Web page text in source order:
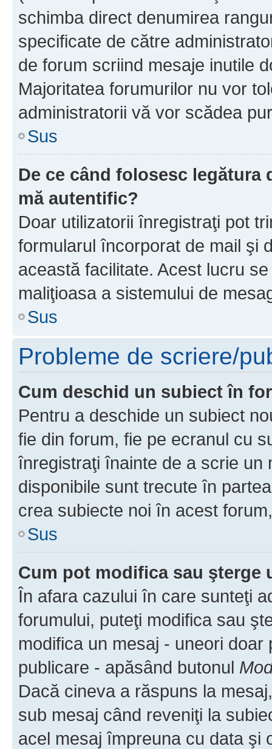
schimba direct denumirea
specificate de către
de forum scriind mesaje inutile
Majoritatea forumurilor nu vor
administratorii vă vor scădea
Sus
De ce când folosesc
mă autentific?
Doar utilizatorii înregistraţi pot
formularul încorporat de mail şi
această facilitate. Acest lucru
maliţioasa a sistemului de
Sus
Probleme de scriere/
Cum deschid un subiect în
Pentru a deschide un subiect
fie din forum, fie pe ecranul cu
înregistraţi înainte de a scrie un
disponibile sunt trecute în
crea subiecte noi în acest
Sus
Cum pot modifica sau şterge
În afara cazului în care sunteţi
forumului, puteţi modifica sau
modifica un mesaj - uneori
publicare - apăsând butonul
Dacă cineva a răspuns la
sub mesaj când reveniţi la
acel mesaj împreuna cu data şi